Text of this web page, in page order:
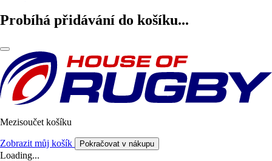
Probíhá přidávání do košíku...
Mezisoučet košíku
Zobrazit můj košík Pokračovat v nákupu
Loading...